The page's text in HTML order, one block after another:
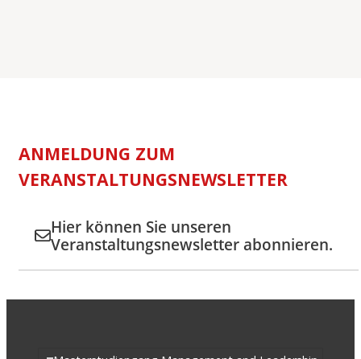
ANMELDUNG ZUM
VERANSTALTUNGSNEWSLETTER
Hier können Sie unseren
Veranstaltungsnewsletter abonnieren.